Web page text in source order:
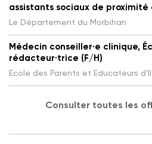
assistants sociaux de proximité
Le Département du Morbihan
Médecin conseiller·e clinique,
rédacteur·trice (F/H)
Ecole des Parents et Educateurs
Consulter toutes les